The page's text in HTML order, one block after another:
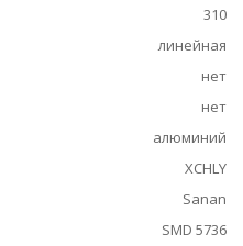
310
линейная
нет
нет
алюминий
XCHLY
Sanan
SMD 5736